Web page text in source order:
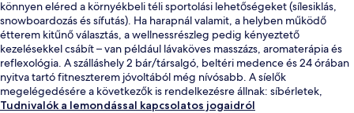
könnyen eléred a környékbeli téli sportolási lehetőségeket (sílesiklás,
snowboardozás és sífutás). Ha harapnál valamit, a helyben működő
étterem kitűnő választás, a wellnessrészleg pedig kényeztető
kezelésekkel csábít – van például lávaköves masszázs, aromaterápia és
reflexológia. A szálláshely 2 bár/társalgó, beltéri medence és 24 órában
nyitva tartó fitneszterem jóvoltából még nívósabb. A síelők
megelégedésére a következők is rendelkezésre állnak: síbérletek,
sítároló.
Tudnivalók a lemondással kapcsolatos jogaidról